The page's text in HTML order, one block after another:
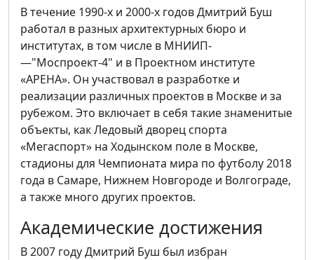
В течение 1990-х и 2000-х годов Дмитрий Буш
работал в разных архитектурных бюро и
институтах, в том числе в МНИИП-
—"Моспроект-4" и в Проектном институте
«АРЕНА». Он участвовал в разработке и
реализации различных проектов в Москве и за
рубежом. Это включает в себя такие знаменитые
объекты, как Ледовый дворец спорта
«Мегаспорт» на Ходынском поле в Москве,
стадионы для Чемпионата мира по футболу 2018
года в Самаре, Нижнем Новгороде и Волгограде,
а также много других проектов.
Академические достижения
В 2007 году Дмитрий Буш был избран